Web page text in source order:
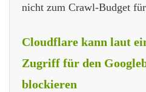
nicht zum Crawl-Budget
Cloudflare kann laut
Zugriff für den
blockieren